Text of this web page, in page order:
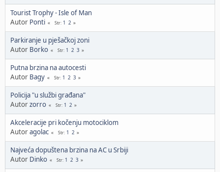
Tourist Trophy - Isle of Man
Autor Ponti Str 1 2
Parkiranje u pješačkoj zoni
Autor Borko Str 1 2 3
Putna brzina na autocesti
Autor Bagy Str 1 2 3
Policija "u službi građana"
Autorzorro Str 1 2
Akceleracije pri kočenju motociklom
Autoragolac Str 1 2
Najveća dopuštena brzina na AC u Srbiji
Autor Dinko Str 1 2 3